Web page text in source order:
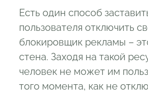
Есть один способ
пользователя отключить
блокировщик рекламы –
стена. Заходя на такой
человек не может им
того момента, как не